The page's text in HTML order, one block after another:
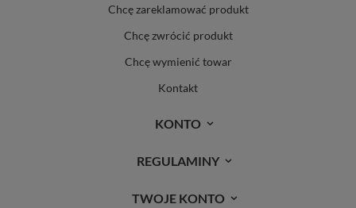
Chcę zareklamować produkt
Chcę zwrócić produkt
Chcę wymienić towar
Kontakt
KONTO
REGULAMINY
TWOJE KONTO